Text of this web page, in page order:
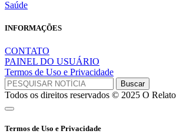
Saúde
INFORMAÇÕES
CONTATO
PAINEL DO USUÁRIO
Termos de Uso e Privacidade
Todos os direitos reservados © 2025 O Relato
Termos de Uso e Privacidade